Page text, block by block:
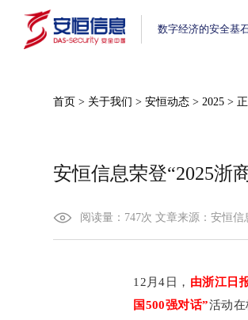
数字经济的安全基石
首页 > 关于我们 >安恒动态 >2025 >
安恒信息荣登“2025浙
阅读量： 747次文章来源：安恒信
12月4日， 由浙江日
国500强对话”活动